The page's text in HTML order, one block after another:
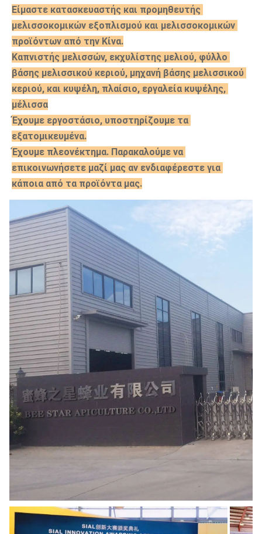
Είμαστε κατασκευαστής και προμηθευτής
μελισσοκομικών εξοπλισμού και μελισσοκομικών
προϊόντων από την Κίνα.
Καπνιστής μελισσών, εκχυλίστης μελιού, φύλλο
βάσης μελισσικού κεριού, μηχανή βάσης μελισσικού
κεριού, και κυψέλη, πλαίσιο, εργαλεία κυψέλης,
μέλισσα
Έχουμε εργοστάσιο, υποστηρίζουμε τα
εξατομικευμένα.
Έχουμε πλεονέκτημα. Παρακαλούμε να
επικοινωνήσετε μαζί μας αν ενδιαφέρεστε για
κάποια από τα προϊόντα μας.